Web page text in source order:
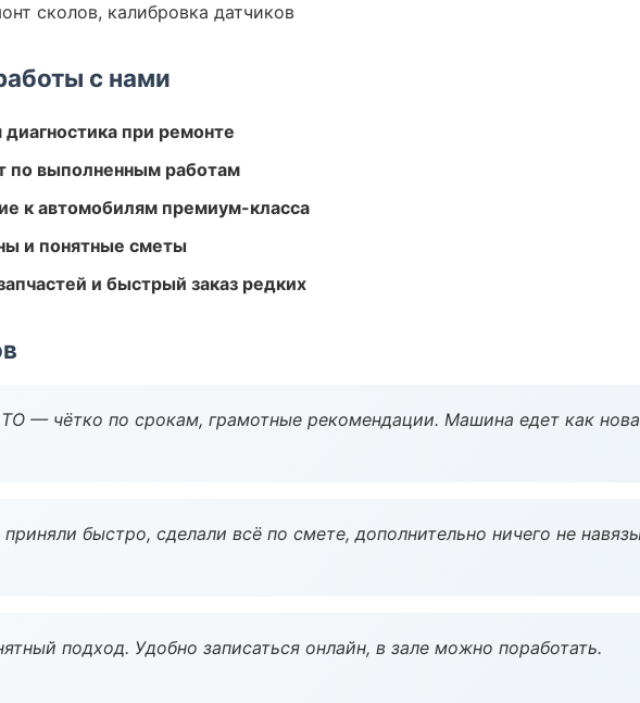
сколов, калибровка датчиков
с нами
диагностика при ремонте
по выполненным работам
к автомобилям премиум-класса
и понятные сметы
и быстрый заказ редких
— чётко по срокам, грамотные рекомендации. Машина едет как
быстро, сделали всё по смете, дополнительно ничего не
подход. Удобно записаться онлайн, в зале можно поработать.